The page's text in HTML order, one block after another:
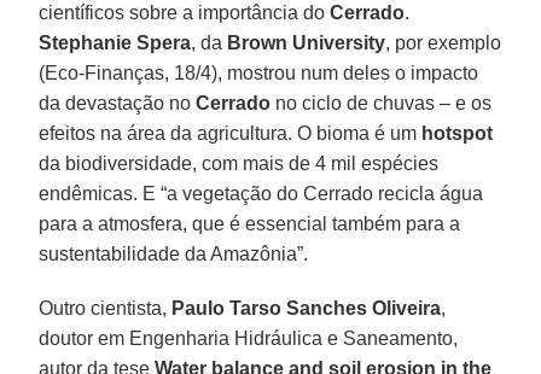
científicos sobre a importância doCerrado.
Stephanie Spera, da Brown University, por exemplo
(Eco-Finanças, 18/4), mostrou num deles o impacto
da devastação noCerrado no ciclo de chuvas – e os
efeitos na área da agricultura. O bioma é um hotspot
da biodiversidade, com mais de 4 mil espécies
endêmicas. E “a vegetação do Cerrado recicla água
para a atmosfera, que é essencial também para a
sustentabilidade da Amazônia”.
Outro cientista, Paulo Tarso Sanches Oliveira,
doutor em Engenharia Hidráulica e Saneamento,
autor da teseWater balance and soil erosion in the